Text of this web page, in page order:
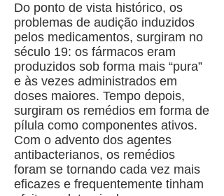
Do ponto de vista histórico, os
problemas de audição induzidos
pelos medicamentos, surgiram no
século 19: os fármacos eram
produzidos sob forma mais “pura”
e às vezes administrados em
doses maiores. Tempo depois,
surgiram os remédios em forma de
pílula como componentes ativos.
Com o advento dos agentes
antibacterianos, os remédios
foram se tornando cada vez mais
eficazes e frequentemente tinham